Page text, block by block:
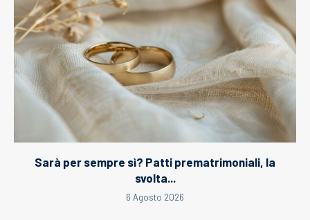
Sarà per sempre sì? Patti prematrimoniali, la
svolta...
6 Agosto 2026